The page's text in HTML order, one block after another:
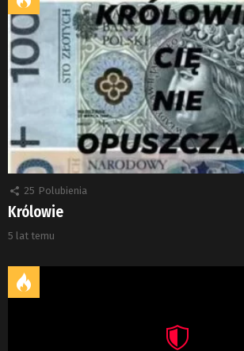
25 Polubienia
Królowie
5 lat temu